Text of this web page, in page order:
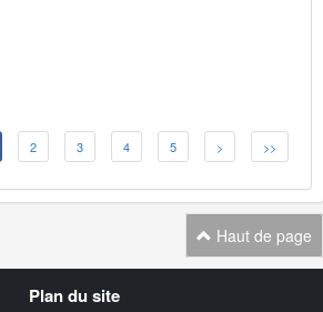
2 3 4 5 > >>
Haut de page
Plan du site